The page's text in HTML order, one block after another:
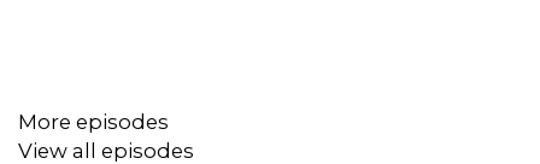
More episodes
View all episodes